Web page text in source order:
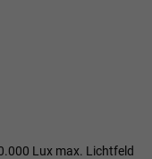
Lux max. Lichtfeld